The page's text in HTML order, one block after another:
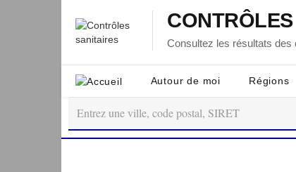
Consultez les résultats des
Autour de moi Régions